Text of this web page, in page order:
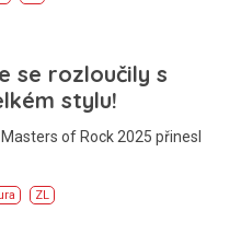
se rozloučily s
stylu!
of Rock 2025 přinesl
ZL